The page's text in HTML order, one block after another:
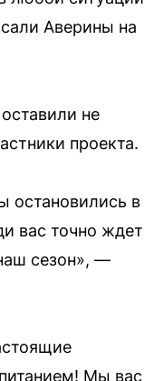
Аверины на
не
проекта.
остановились в
вас точно ждет
сезон», —
Мы вас